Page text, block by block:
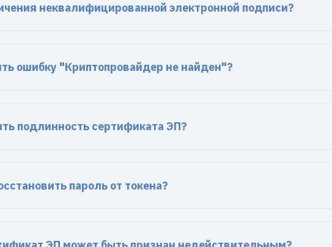
неквалифицированной электронной подписи?
ошибку "Криптопровайдер не найден"?
подлинность сертификата ЭП?
пароль от токена?